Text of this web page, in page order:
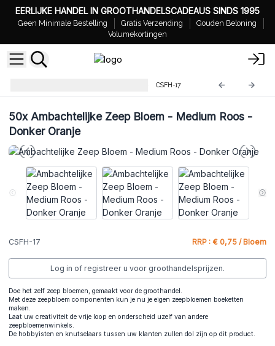
EERLIJKE HANDEL IN GROOTHANDELSCADEAUS SINDS 1995
Geen Minimale Bestelling Gratis Verzending
Gouden Beloning
Volumekortingen
CSFH-17
50xAmbachtelijke Zeep Bloem - Medium Roos -
Donker Oranje
CSFH-17 RRP : € 0,75 / Bloem
Log in of registreer u voor groothandelsprijzen.
Doe het zelf zeep bloemen, gemaakt voor de groothandel.
Met deze zeepbloem componenten kun je nu je eigen zeepbloemen boeketten
maken.
Laat uw creativiteit de vrije loop en onderscheid uzelf van andere
zeepbloemenwinkels.
De hobbyisten en knutselaars tussen uw klanten zullen dol zijn op dit product.